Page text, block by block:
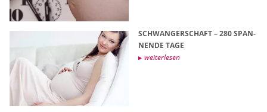
SCHWAN­GER­SCHAFT – 280 SPAN­
NEN­DE TAGE
wei­ter­le­sen